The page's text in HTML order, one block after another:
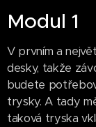
Modul 1
V prvním a
desky, takže
budete
trysky. A tady
taková tryska